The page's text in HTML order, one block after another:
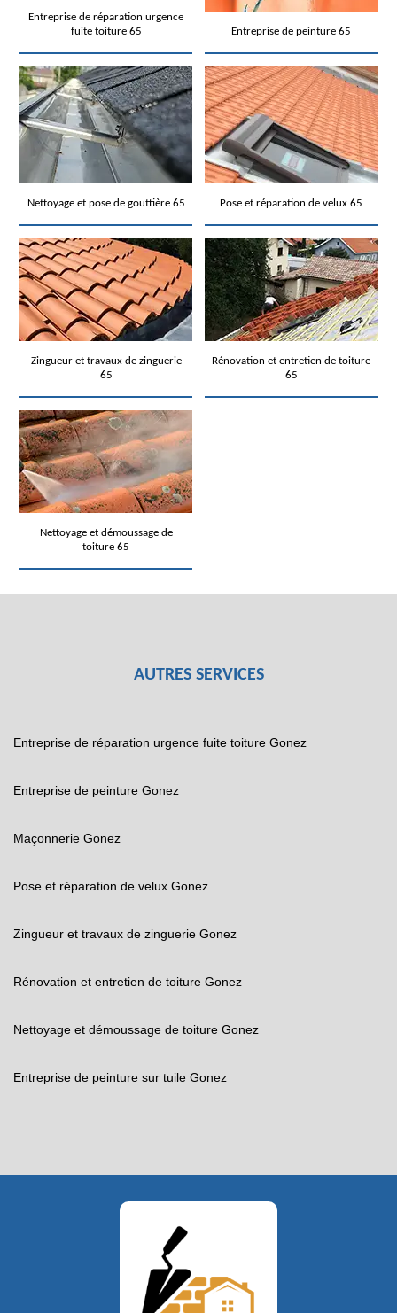
Entreprise de réparation urgence
fuite toiture 65
Entreprise de peinture 65
Nettoyage et pose de gouttière 65 Pose et réparation de velux 65
Zingueur et travaux de zinguerie
65
Rénovation et entretien de toiture
65
Nettoyage et démoussage de
toiture 65
AUTRES SERVICES
Entreprise de réparation urgence fuite toiture Gonez
Entreprise de peinture Gonez
Maçonnerie Gonez
Pose et réparation de velux Gonez
Zingueur et travaux de zinguerie Gonez
Rénovation et entretien de toiture Gonez
Nettoyage et démoussage de toiture Gonez
Entreprise de peinture sur tuile Gonez